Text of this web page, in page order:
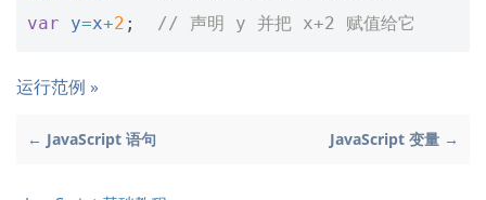
var
y=x+2 ; // 声明 y 并把 x+2 赋值给它
运行范例 »
← JavaScript 语句 JavaScript 变量 →